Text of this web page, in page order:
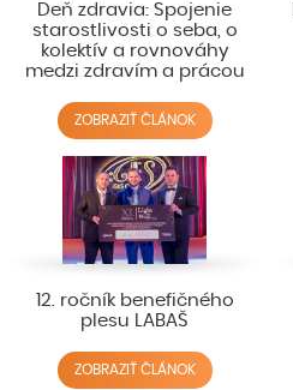
Deň zdravia: Spojenie
starostlivosti o seba, o
kolektív a rovnováhy
medzi zdravím a prácou
ZOBRAZIŤ ČLÁNOK
12. ročník benefičného
plesu LABAŠ
ZOBRAZIŤ ČLÁNOK